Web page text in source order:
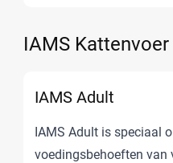
IAMS Kattenvoer
IAMS Adult
IAMS Adult is speciaal
voedingsbehoeften van